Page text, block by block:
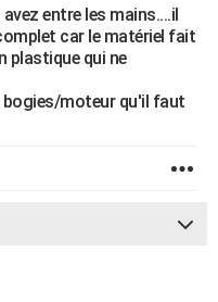
entre les mains....il
car le matériel fait
plastique qui ne
bogies/moteur qu'il faut